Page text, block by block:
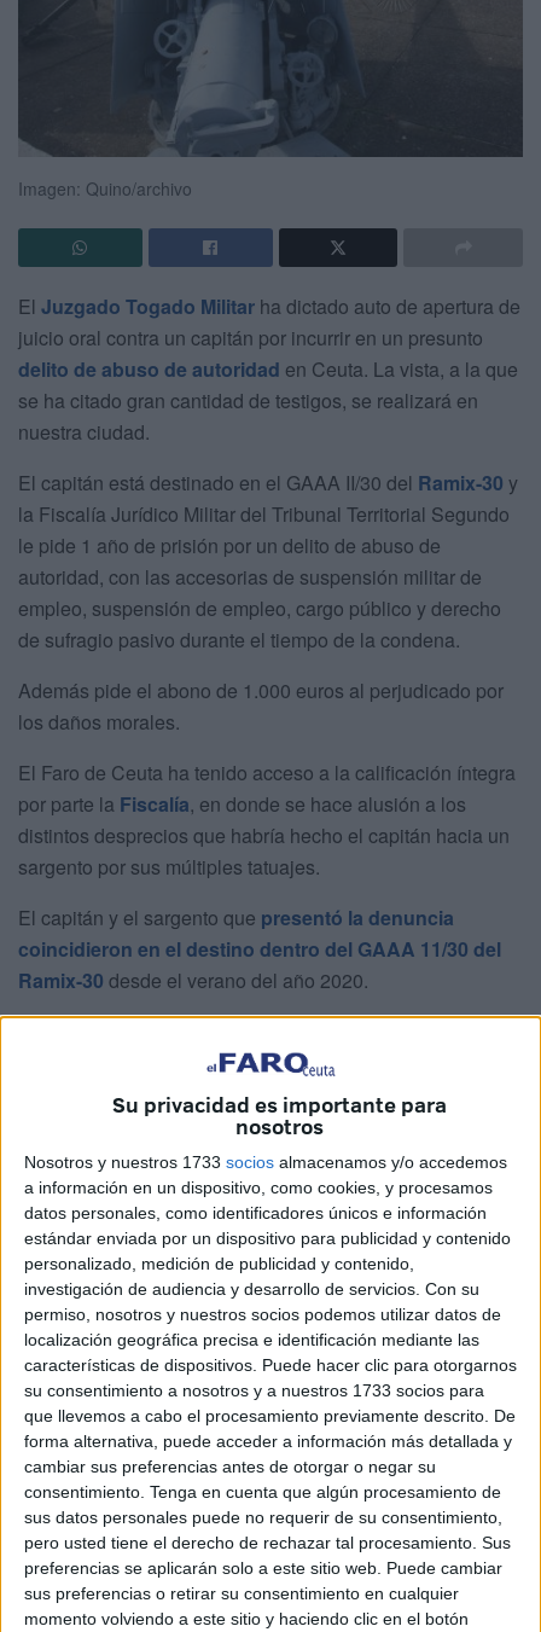
Su privacidad es importante para
nosotros
Nosotros y nuestros 1733 socios almacenamos y/o accedemos
a información en un dispositivo, como cookies, y procesamos
datos personales, como identificadores únicos e información
estándar enviada por un dispositivo para publicidad y contenido
personalizado, medición de publicidad y contenido,
investigación de audiencia y desarrollo de servicios. Con su
permiso, nosotros y nuestros socios podemos utilizar datos de
localización geográfica precisa e identificación mediante las
características de dispositivos. Puede hacer clic para otorgarnos
su consentimiento a nosotros y a nuestros 1733 socios para
que llevemos a cabo el procesamiento previamente descrito. De
forma alternativa, puede acceder a información más detallada y
cambiar sus preferencias antes de otorgar o negar su
consentimiento. Tenga en cuenta que algún procesamiento de
sus datos personales puede no requerir de su consentimiento,
pero usted tiene el derecho de rechazar tal procesamiento. Sus
preferencias se aplicarán solo a este sitio web. Puede cambiar
sus preferencias o retirar su consentimiento en cualquier
momento volviendo a este sitio y haciendo clic en el botón
Imagen: Quino/archivo
El Juzgado Togado Militar ha dictado auto de apertura de
juicio oral contra un capitán por incurrir en un presunto
delito de abuso de autoridad en Ceuta. La vista, a la que
se ha citado gran cantidad de testigos, se realizará en
nuestra ciudad.
El capitán está destinado en el GAAA II/30 del Ramix-30 y
la Fiscalía Jurídico Militar del Tribunal Territorial Segundo
le pide 1 año de prisión por un delito de abuso de
autoridad, con las accesorias de suspensión militar de
empleo, suspensión de empleo, cargo público y derecho
de sufragio pasivo durante el tiempo de la condena.
Además pide el abono de 1.000 euros al perjudicado por
los daños morales.
El Faro de Ceuta ha tenido acceso a la calificación íntegra
por parte la Fiscalía, en donde se hace alusión a los
distintos desprecios que habría hecho el capitán hacia un
sargento por sus múltiples tatuajes.
El capitán y el sargento que presentó la denuncia
coincidieron en el destino dentro del GAAA 11/30 del
Ramix-30 desde el verano del año 2020.
Batería Mistral en la que estaba destinado el sargento.
Indica la Fiscalía que desde la primera reunión que
compartía que “llevara tatuajes y que se tenía que cambiar
el nombre identificativo en la galleta”. Todos en la unidad
eran conscientes de que al mando no le gustaban, aspecto
que tampoco era del agrado de los oficiales de la Unidad
hasta el punto de que el jefe de grupo, teniente coronel, le
comunicó que tenía que quitárselos.
No fue una medida extensible a otras personas, ya que en
la unidad hay otros con tatuajes a los que no se les
trasladó queja alguna.
Con posterioridad a esa orden emitida se elevó consulta,
dejándose sin efecto.